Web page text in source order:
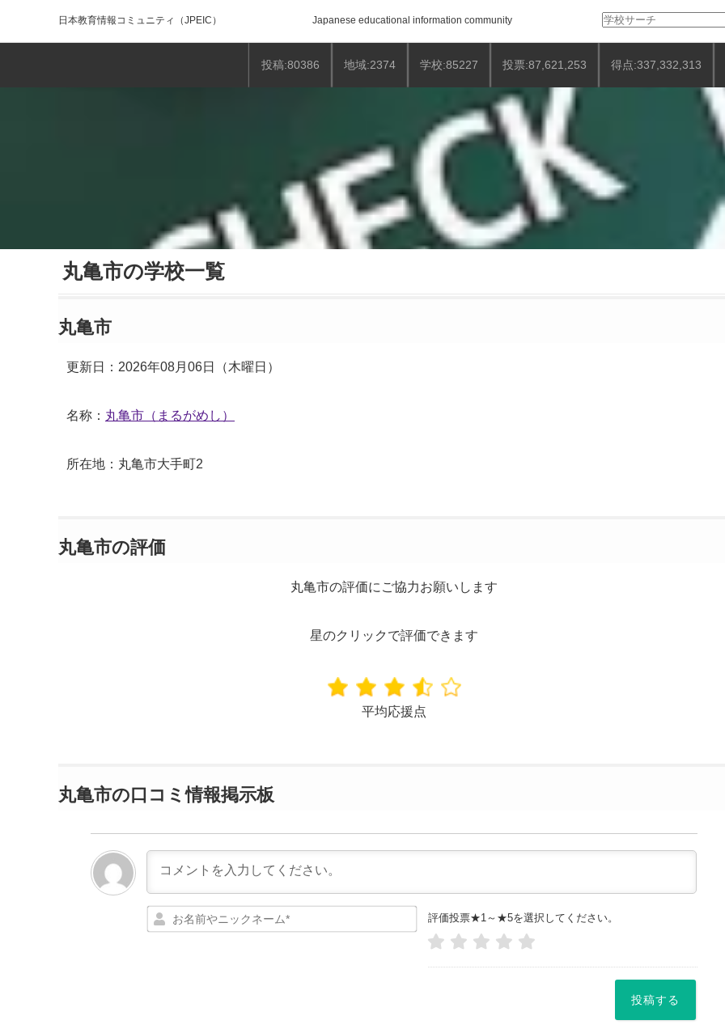
日本教育情報コミュニティ （JPEIC） Japanese educational information community
検
索:
投稿:80386 地域:2374 学校:85227 投票:87,621,253 得点:337,332,313
丸亀市の学校一覧
丸亀市
更新日：2026年08月06日（木曜日）
名称： 丸亀市（まるがめし）
所在地：丸亀市大手町2
丸亀市の評価
丸亀市の評価にご協力お願いします
星のクリックで評価できます
平均応援点
丸亀市の口コミ情報掲示板
お
名
や
評価投票★1～★5を選択してください。